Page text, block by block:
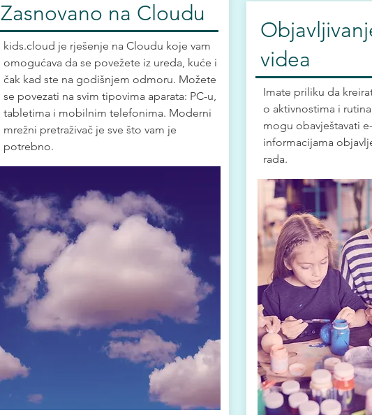
Zasnovano na Cloudu
kids.cloud je rješenje na Cloudu koje vam
omogućava da se povežete iz ureda, kuće i
čak kad ste na godišnjem odmoru. Možete
se povezati na svim tipovima aparata: PC-u,
tabletima i mobilnim telefonima. Moderni
mrežni pretraživač je sve što vam je
potrebno.
videa
Imate priliku da
o aktivnostima i
mogu obavještavati
informacijama
rada.